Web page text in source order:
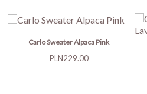
Carlo Sweater Alpaca Pink
Price
PLN229.00